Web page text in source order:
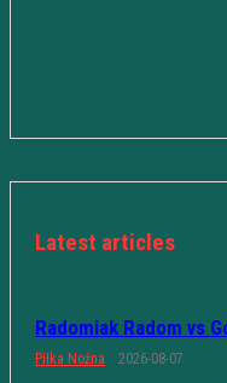
Latest articles
Radomiak Radom vs
Piłka Nożna 2026-08-07